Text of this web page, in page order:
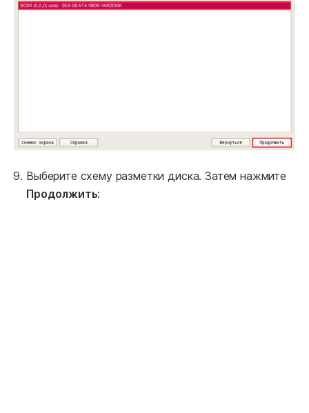
Выберите схему разметки диска. Затем нажмите
Продолжить: